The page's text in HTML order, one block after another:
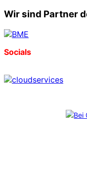
Wir sind Partner
Socials